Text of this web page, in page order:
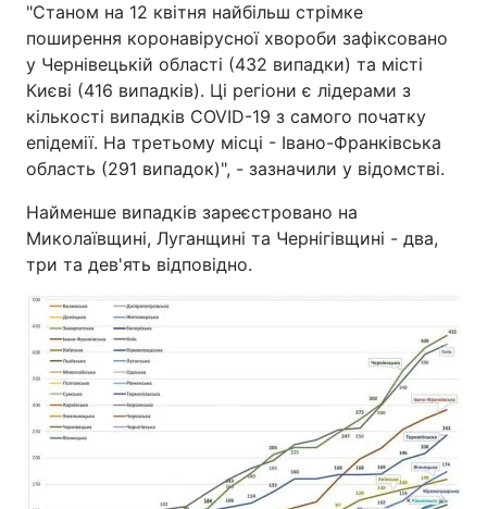
"Станом на 12 квітня найбільш стрімке
поширення коронавірусної хвороби зафіксовано
у Чернівецькій області (432 випадки) та місті
Києві (416 випадків). Ці регіони є лідерами з
кількості випадків COVID-19 з самого початку
епідемії. На третьому місці - Івано-Франківська
область (291 випадок)", - зазначили у відомстві.
Найменше випадків зареєстровано на
Миколаївщині, Луганщині та Чернігівщині - два,
три та дев'ять відповідно.